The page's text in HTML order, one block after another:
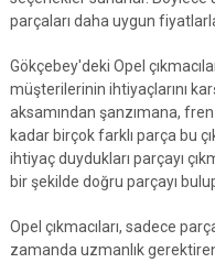
parçaları daha uygun
Gökçebey'deki Opel
müşterilerinin ihtiyaçlarını
aksamından şanzımana,
kadar birçok farklı parça bu
ihtiyaç duydukları parçayı
bir şekilde doğru parçayı
Opel çıkmacıları, sadece
zamanda uzmanlık